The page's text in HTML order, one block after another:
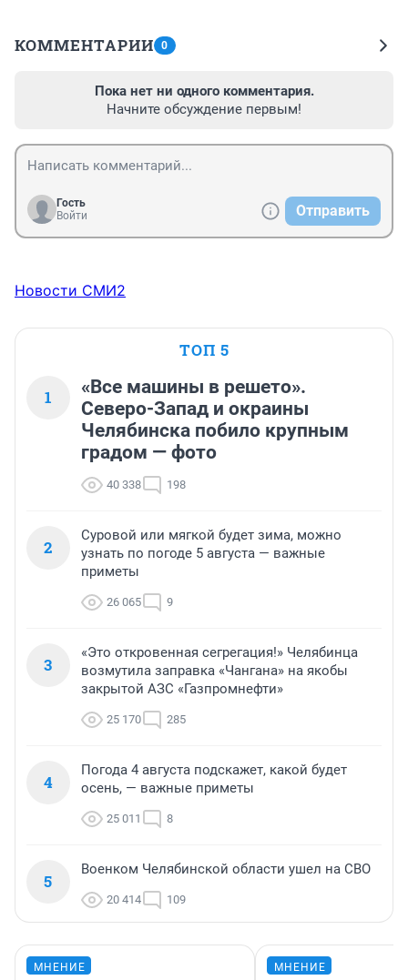
КОММЕНТАРИИ 0
Пока нет ни одного комментария.
Начните обсуждение первым!
Гость
Войти
Отправить
Новости СМИ2
ТОП 5
1
«Все машины в решето».
Северо-Запад и окраины
Челябинска побило крупным
градом — фото
40 338 198
2
Суровой или мягкой будет зима, можно
узнать по погоде 5 августа — важные
приметы
26 065 9
3
«Это откровенная сегрегация!» Челябинца
возмутила заправка «Чангана» на якобы
закрытой АЗС «Газпромнефти»
25 170 285
4
Погода 4 августа подскажет, какой будет
осень, — важные приметы
25 011 8
5
Военком Челябинской области ушел на СВО
20 414 109
МНЕНИЕ МНЕНИЕ